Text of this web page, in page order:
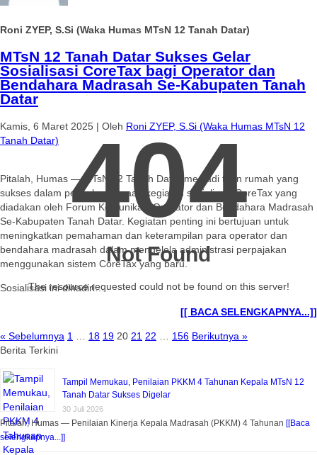
Roni ZYEP, S.Si (Waka Humas MTsN 12 Tanah Datar)
MTsN 12 Tanah Datar Sukses Gelar
Sosialisasi CoreTax bagi Operator dan
Bendahara Madrasah Se-Kabupaten Tanah
Datar
Kamis, 6 Maret 2025 | Oleh Roni ZYEP, S.Si (Waka Humas MTsN 12
Tanah Datar)
Pitalah, Humas — MTsN 12 Tanah Datar menjadi tuan rumah yang
sukses dalam penyelenggaraan kegiatan sosialisasi CoreTax yang
diadakan oleh Forum Komunikasi Operator dan Bendahara Madrasah
Se-Kabupaten Tanah Datar. Kegiatan penting ini bertujuan untuk
meningkatkan pemahaman dan keterampilan para operator dan
bendahara madrasah dalam mengelola administrasi perpajakan
menggunakan sistem CoreTax yang baru.
Sosialisasi ini dihadiri…
[[ BACA SELENGKAPNYA...]]
« Sebelumnya 1 18 19 20 21 22 156 Berikutnya »
Berita Terkini
Tampil Memukau, Penilaian PKKM 4 Tahunan Kepala MTsN 12
Tanah Datar Sukses Digelar
30 Juli 2026
Pitalah, Humas — Penilaian Kinerja Kepala Madrasah (PKKM) 4 Tahunan [[Baca
selengkapnya...]]
404
Not Found
The resource requested could not be found on this server!